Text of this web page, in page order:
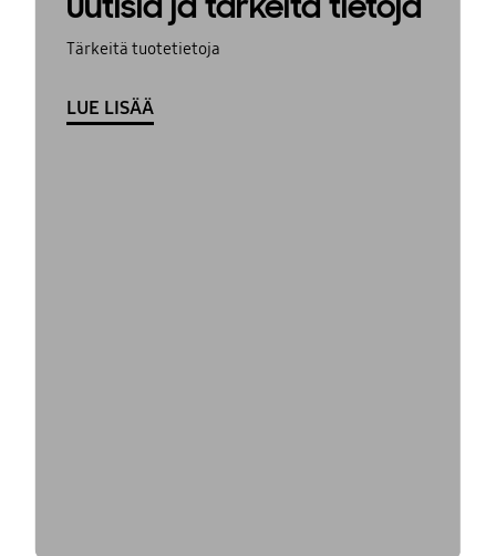
Tärkeitä tuotetietoja
LUE LISÄÄ